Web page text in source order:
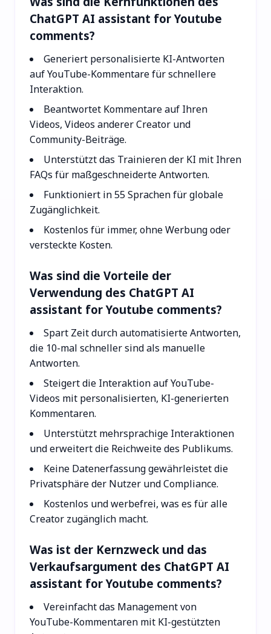
ChatGPT AI assistant for Youtube
comments?
Generiert personalisierte KI-Antworten
auf YouTube-Kommentare für schnellere
Interaktion.
Beantwortet Kommentare auf Ihren
Videos, Videos anderer Creator und
Community-Beiträge.
Unterstützt das Trainieren der KI mit Ihren
FAQs für maßgeschneiderte Antworten.
Funktioniert in 55 Sprachen für globale
Zugänglichkeit.
Kostenlos für immer, ohne Werbung oder
versteckte Kosten.
Was sind die Vorteile der
Verwendung des ChatGPT AI
assistant for Youtube comments?
Spart Zeit durch automatisierte Antworten,
die 10-mal schneller sind als manuelle
Antworten.
Steigert die Interaktion auf YouTube-
Videos mit personalisierten, KI-generierten
Kommentaren.
Unterstützt mehrsprachige Interaktionen
und erweitert die Reichweite des Publikums.
Keine Datenerfassung gewährleistet die
Privatsphäre der Nutzer und Compliance.
Kostenlos und werbefrei, was es für alle
Creator zugänglich macht.
Was ist der Kernzweck und das
Verkaufsargument des ChatGPT AI
assistant for Youtube comments?
Vereinfacht das Management von
YouTube-Kommentaren mit KI-gestützten